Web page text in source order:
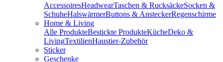
AccessoiresHeadwearTaschen & RucksäckeSocken &
SchuheHalswärmerButtons & AnsteckerRegenschirme
Home & Living
Alle ProdukteBestickte ProdukteKücheDeko &
LivingTextilienHaustier-Zubehör
Sticker
Geschenke